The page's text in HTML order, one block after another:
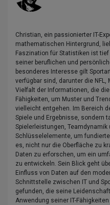
Christian, ein passionierter IT-
mathematischen Hintergrund,
Faszination für Statistiken ist
seiner beruflichen und
besonderes Interesse gilt
verfügbar sind, darunter die NFL,
Vielfalt der Informationen, die
Fähigkeiten, um Muster und
vielleicht entgehen. Im Bereich
Spiele und Ergebnisse, sondern
Spielerleistungen,
Schlüsselelemente, um
es, nicht nur die Oberfläche zu
Daten zu erforschen, um ein
zu entwickeln. Sein Blick geht
Einfluss von Daten auf den
Schnittstelle zwischen IT und
gefunden, die seine
Anwendung seiner IT-